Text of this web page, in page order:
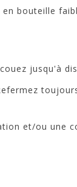
bouteille
jusqu'à
et/ou une